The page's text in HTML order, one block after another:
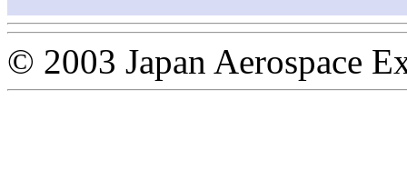
© 2003 Japan Aerospace